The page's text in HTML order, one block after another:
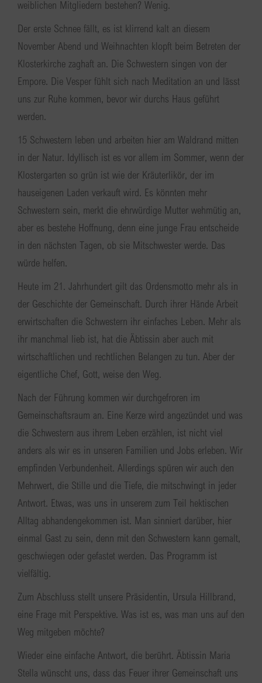
weiblichen Mitgliedern bestehen? Wenig.
Der erste Schnee fällt, es ist klirrend kalt an diesem
November Abend und Weihnachten klopft beim Betreten der
Klosterkirche zaghaft an. Die Schwestern singen von der
Empore. Die Vesper fühlt sich nach Meditation an und lässt
uns zur Ruhe kommen, bevor wir durchs Haus geführt
werden.
15 Schwestern leben und arbeiten hier am Waldrand mitten
in der Natur. Idyllisch ist es vor allem im Sommer, wenn der
Klostergarten so grün ist wie der Kräuterlikör, der im
hauseigenen Laden verkauft wird. Es könnten mehr
Schwestern sein, merkt die ehrwürdige Mutter wehmütig an,
aber es bestehe Hoffnung, denn eine junge Frau entscheide
in den nächsten Tagen, ob sie Mitschwester werde. Das
würde helfen.
Heute im 21. Jahrhundert gilt das Ordensmotto mehr als in
der Geschichte der Gemeinschaft. Durch ihrer Hände Arbeit
erwirtschaften die Schwestern ihr einfaches Leben. Mehr als
ihr manchmal lieb ist, hat die Äbtissin aber auch mit
wirtschaftlichen und rechtlichen Belangen zu tun. Aber der
eigentliche Chef, Gott, weise den Weg.
Nach der Führung kommen wir durchgefroren im
Gemeinschaftsraum an. Eine Kerze wird angezündet und was
die Schwestern aus ihrem Leben erzählen, ist nicht viel
anders als wir es in unseren Familien und Jobs erleben. Wir
empfinden Verbundenheit. Allerdings spüren wir auch den
Mehrwert, die Stille und die Tiefe, die mitschwingt in jeder
Antwort. Etwas, was uns in unserem zum Teil hektischen
Alltag abhandengekommen ist. Man sinniert darüber, hier
einmal Gast zu sein, denn mit den Schwestern kann gemalt,
geschwiegen oder gefastet werden. Das Programm ist
vielfältig.
Zum Abschluss stellt unsere Präsidentin, Ursula Hillbrand,
eine Frage mit Perspektive. Was ist es, was man uns auf den
Weg mitgeben möchte?
Wieder eine einfache Antwort, die berührt. Äbtissin Maria
Stella wünscht uns, dass das Feuer ihrer Gemeinschaft uns